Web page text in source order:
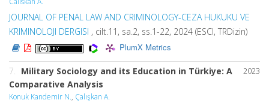
JOURNAL OF PENAL LAW AND CRIMINOLOGY-CEZA HUKUKU VE
KRIMINOLOJI DERGISI , cilt.11, sa.2, ss.1-22, 2024 (ESCI, TRDizin)
PlumX Metrics
2023
7. Military Sociology and its Education in Türkiye: A
Comparative Analysis
Konuk Kandemir N., Çalışkan A.